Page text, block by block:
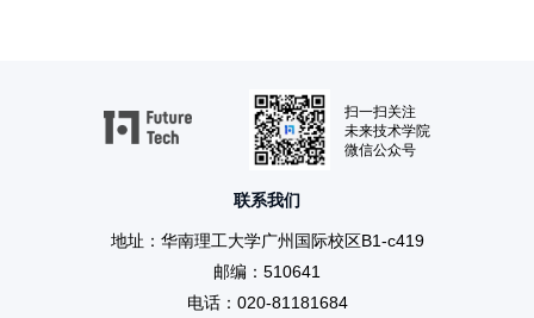
扫一扫关注
未来技术学院
微信公众号
联系我们
地址：华南理工大学广州国际校区B1-c419
邮编：510641
电话：020-81181684